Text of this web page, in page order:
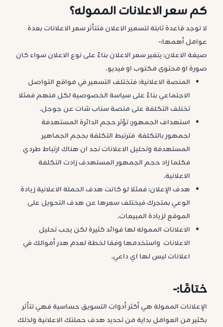
كم سعر الاعلانات المموله؟
لا توجد قاعدة ثابتة لتسعير الاعلان فتتأثر سعر الاعلانات بعدة
عوامل أهمها:-
صيغة الاعلان: يتغير سعر الاعلان بناءً على نوع الاعلان سواء كان
صورة او محتوى مكتوب او فيديو.
المنصة الاعلانية: فتختلف التسعير في مواقع التواصل
الاجتماعي بناءً على سياسة الخصوصية لكل منهم فمثلا
تختلف التكلفة على منصة سناب شات عن جوجل.
استهداف الجمهور: تؤثر حجم الدائرة المستهدفة
لجمهور بالتكلفة فترتبط التكلفة بحجم الجماهير
المستهدفة وتحليل الاعلانات نجد ان هناك ارتباط طردي
فكلما زاد حجم الجمهور المستهدف زادت التكلفة
الاعلانية.
هدف الإعلان: فمثلا لو كانت هدف الحملة الاعلانية زيادة
الوعي بمتجرك فيختلف سعرها عن هدف التحويل على
الموقع لزيادة المبيعات.
الاعلانات المموله لها فوائد كثيرة لكن يجب تحليل
الاعلانات واستخدمها وفقا لخطة لعدم هدر أموالك في
اعلانات ليس لها اي داعي.
ختامًا:-
الإعلانات الممولة هي أكثر أدوات التسويق حساسية فهي تتأثر
بكثير من العوامل بداية من تحديد هدف حملتك الاعلانية ولذلك